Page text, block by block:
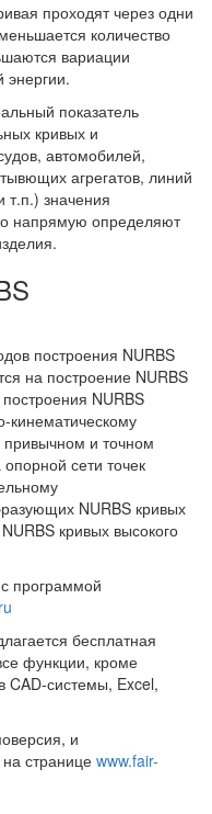
проходят через одни
количество
вариации
энергии.
показатель
кривых и
автомобилей,
агрегатов, линий
т.п.) значения
напрямую определяют
построения NURBS
на построение NURBS
NURBS
кинематическому
привычном и точном
сети точек
NURBS кривых
кривых высокого
программой
бесплатная
функции, кроме
CAD-системы, Excel,
и
странице www.fair-